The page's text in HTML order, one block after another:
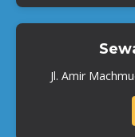
Jl. Amir